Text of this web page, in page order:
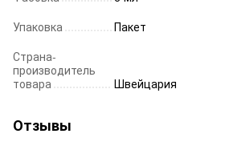
Упаковка
Пакет
Страна-
производитель
товара
Швейцария
Отзывы